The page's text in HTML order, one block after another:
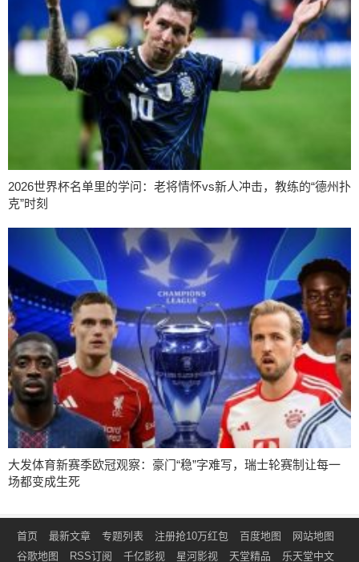
2026世界杯名单里的学问：老将情怀vs新人冲击，教练的“德州扑
克”时刻
大发体育新赛季欧冠观察：豪门“稳”字难写，瑞士轮赛制让每一
场都变成生死
首页 最新文章 专题列表 注册抢10万红包 百度地图
网站地图
谷歌地图
RSS订阅 千亿影视 星河影视 天堂精品 乐天堂中文